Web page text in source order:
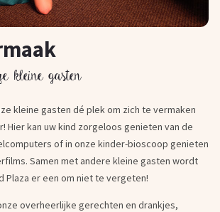
kleine gasten
kleine gasten dé plek om zich te vermaken
Hier kan uw kind zorgeloos genieten van de
of in onze kinder-bioscoop genieten
Samen met andere kleine gasten wordt
Plaza er een om niet te vergeten!
overheerlijke gerechten en drankjes,